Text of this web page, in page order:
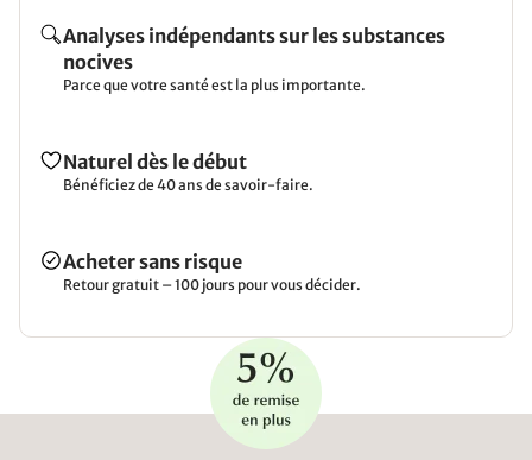
Analyses indépendants sur les substances
nocives
Parce que votre santé est la plus importante.
Naturel dès le début
Bénéficiez de 40 ans de savoir-faire.
Acheter sans risque
Retour gratuit – 100 jours pour vous décider.